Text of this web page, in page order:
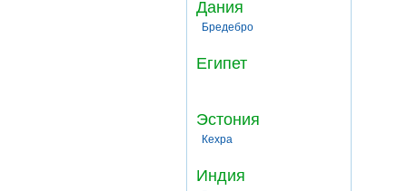
Дания
Бредебро
Египет
Эстония
Кехра
Индия